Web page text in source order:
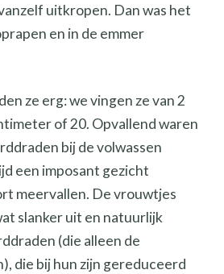
uitkropen. Dan was het
en in de emmer
ze erg: we vingen ze van 2
of 20. Opvallend waren
bij de volwassen
een imposant gezicht
meervallen. De vrouwtjes
slanker uit en natuurlijk
(die alleen de
die bij hun zijn gereduceerd